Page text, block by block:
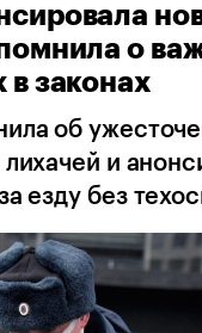
Esteo Geely
о
в законах
об
лихачей и
езду без